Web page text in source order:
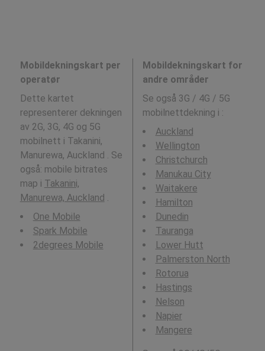
Mobildekningskart per
operatør
Dette kartet
representerer dekningen
av 2G, 3G, 4G og 5G
mobilnett i Takanini,
Manurewa, Auckland . Se
også: mobile bitrates
map i Takanini,
Manurewa, Auckland
One Mobile
Spark Mobile
2degrees Mobile
Mobildekningskart for
andre områder
Se også 3G / 4G / 5G
mobilnettdekning i :
Auckland
Wellington
Christchurch
Manukau City
Waitakere
Hamilton
Dunedin
Tauranga
Lower Hutt
Palmerston North
Rotorua
Hastings
Nelson
Napier
Mangere